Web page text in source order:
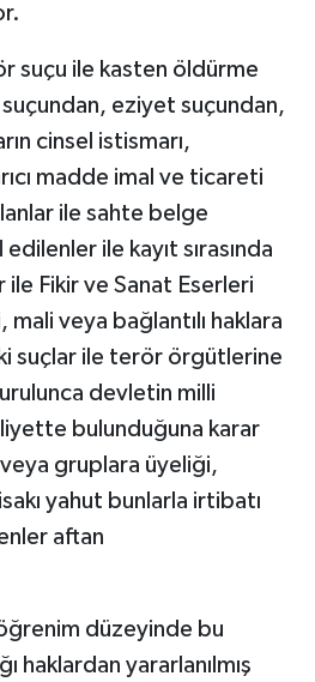
suçu ile kasten öldürme
eziyet suçundan,
cinsel istismarı,
madde imal ve ticareti
ile sahte belge
ile kayıt sırasında
Fikir ve Sanat Eserleri
veya bağlantılı haklara
suçlar ile terör örgütlerine
devletin milli
bulunduğuna karar
gruplara üyeliği,
yahut bunlarla irtibatı
aftan
düzeyinde bu
haklardan yararlanılmış